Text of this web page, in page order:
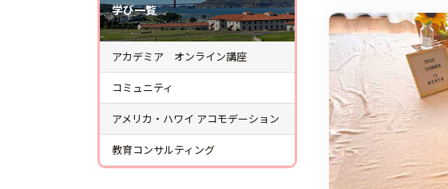
学び一覧
アカデミア オンライン講座
コミュニティ
アメリカ・ハワイ アコモデーション
教育コンサルティング